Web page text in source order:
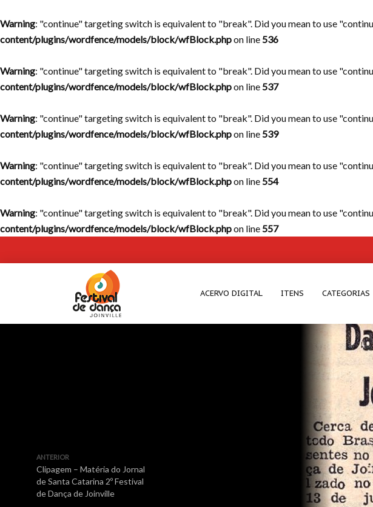
Warning: "continue" targeting switch is equivalent to "break". Did you mean to use
content/plugins/wordfence/models/block/wfBlock.phpon line536
Warning: "continue" targeting switch is equivalent to "break". Did you mean to use
content/plugins/wordfence/models/block/wfBlock.phpon line537
Warning: "continue" targeting switch is equivalent to "break". Did you mean to use
content/plugins/wordfence/models/block/wfBlock.phpon line539
Warning: "continue" targeting switch is equivalent to "break". Did you mean to use
content/plugins/wordfence/models/block/wfBlock.phpon line554
Warning: "continue" targeting switch is equivalent to "break". Did you mean to use
content/plugins/wordfence/models/block/wfBlock.phpon line557
ACERVO DIGITAL ITENS CATEGORIAS
ANTERIOR
Clipagem – Matéria do Jornal
de Santa Catarina 2º Festival
de Dança de Joinville